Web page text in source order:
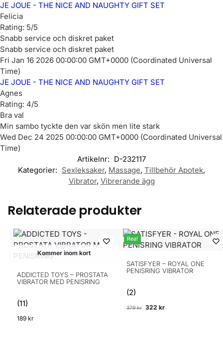
JE JOUE - THE NICE AND NAUGHTY GIFT SET
Felicia
Rating: 5/5
Snabb service och diskret paket
Snabb service och diskret paket
Fri Jan 16 2026 00:00:00 GMT+0000 (Coordinated Universal
Time)
JE JOUE - THE NICE AND NAUGHTY GIFT SET
Agnes
Rating: 4/5
Bra val
Min sambo tyckte den var skön men lite stark
Wed Dec 24 2025 00:00:00 GMT+0000 (Coordinated Universal
Time)
Artikelnr: D-232117
Kategorier: Sexleksaker, Massage, Tillbehör Apotek,
Vibrator, Vibrerande ägg
Relaterade produkter
Kommer inom kort
ADDICTED TOYS – PROSTATA
VIBRATOR MED PENISRING
(11)
189 kr
Rea!
SATISFYER – ROYAL ONE
PENISRING VIBRATOR
(2)
379kr 322 kr